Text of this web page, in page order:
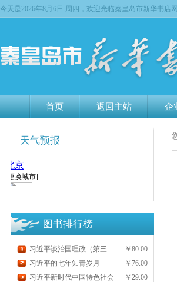
今天是2026年8月6日 周四，欢迎光临秦皇岛市新华书店
首页 返回主站 企
天气预报
图书排行榜
习近平谈治国理政（第三
卷）
￥80.00
元
习近平的七年知青岁月
￥76.00
习近平新时代中国特色社会
￥29.00